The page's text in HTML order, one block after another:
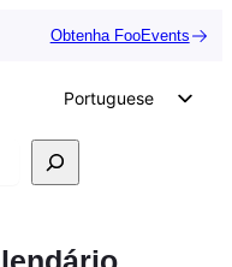
Obtenha FooEvents
Portuguese
English
German
Spanish